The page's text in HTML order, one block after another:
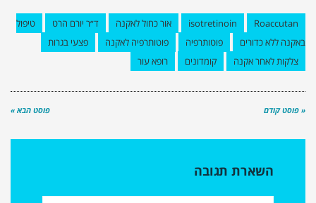
isotretinoin Roaccutan אור כחול לאקנה ד״ר יורם הרט
טיפול
באקנה ללא כדורים
פוטותרפיה פוטותרפיה לאקנה
פצעי בגרות
צלקות לאחר אקנה
קומדונים רופא עור
« פוסט קודם פוסט הבא »
השארת תגובה